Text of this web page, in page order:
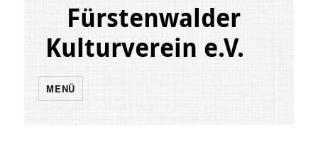
Fürstenwalder
Kulturverein e.V.
MENÜ